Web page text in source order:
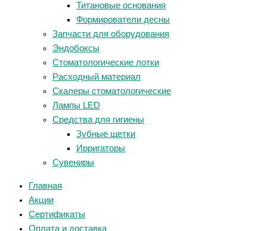
Титановые основания
Формирователи десны
Запчасти для оборудования
Эндобоксы
Стоматологические лотки
Расходный материал
Скалеры стоматологические
Лампы LED
Средства для гигиены
Зубные щетки
Ирригаторы
Сувениры
Главная
Акции
Сертификаты
Оплата и доставка